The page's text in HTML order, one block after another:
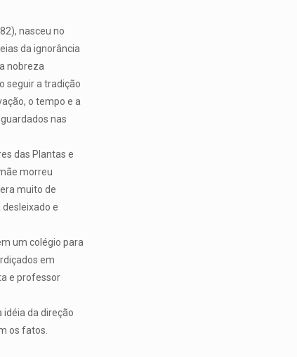
nasceu no
da ignorância
nobreza
seguir a tradição
o tempo e a
nas
das Plantas e
morreu
muito de
e
um colégio para
em
e professor
da direção
os fatos.